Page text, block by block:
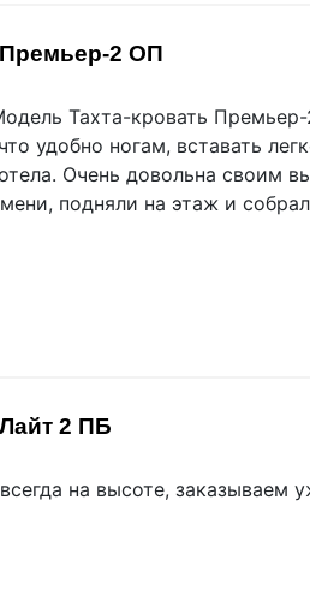
Премьер-2 ОП
Тахта-кровать
удобно ногам, вставать
Очень довольна своим
подняли на этаж и
2 ПБ
на высоте, заказываем